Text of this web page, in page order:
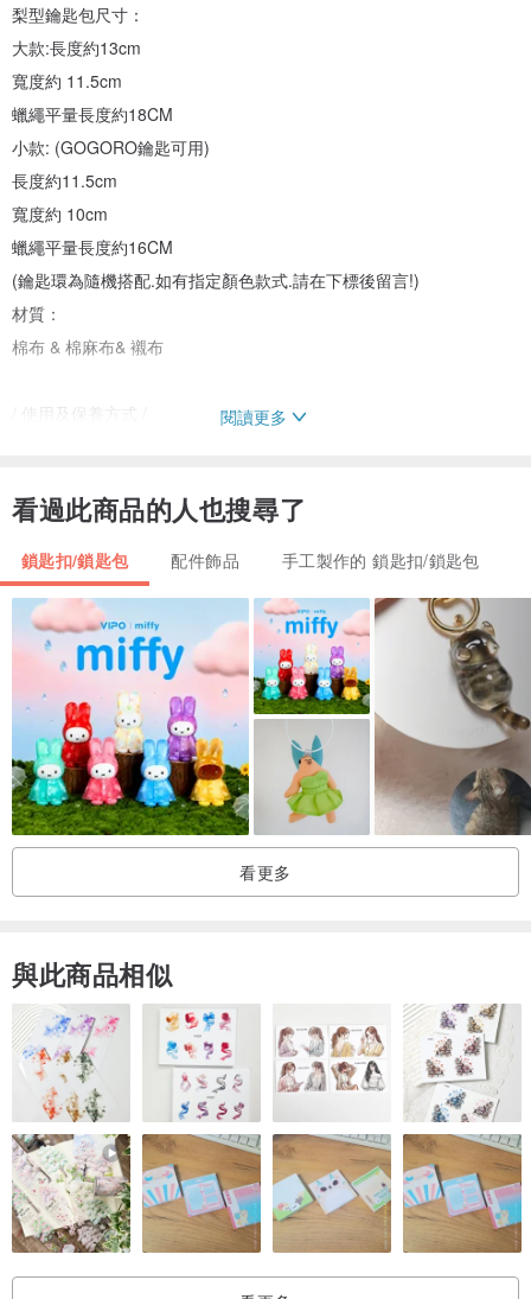
梨型鑰匙包尺寸：
大款:長度約13cm
寬度約 11.5cm
蠟繩平量長度約18CM
小款: (GOGORO鑰匙可用)
長度約11.5cm
寬度約 10cm
蠟繩平量長度約16CM
(鑰匙環為隨機搭配.如有指定顏色款式.請在下標後留言!)
材質：
棉布 & 棉麻布& 襯布
/ 使用及保養方式 /
布的圖案會因裁剪不同而分佈不同喔:)
每個產品都是獨一無二
訂購前 如有任何問題
請跟我們詳細溝通
再購買喔
產地/製造方式
產地/台灣.台東 製造方式/手縫+機縫
閱讀更多
看過此商品的人也搜尋了
鎖匙扣/鎖匙包 配件飾品 手工製作的 鎖匙扣/鎖匙包
看更多
與此商品相似